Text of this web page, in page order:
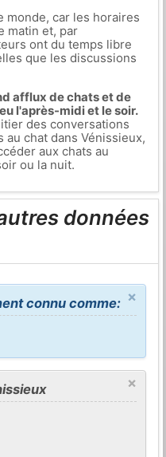
monde, car les horaires
matin et, par
ont du temps libre
que les discussions
afflux de chats et de
l'après-midi et le soir.
des conversations
chat dans Vénissieux,
aux chats au
ou la nuit.
données
×
connu comme:
×